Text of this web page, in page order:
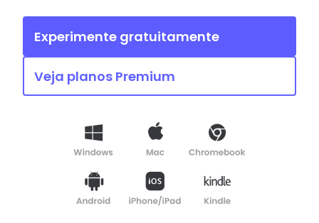
Downloads
Preços
Aprendizagem
Experimente gratuitamente
Veja planos Premium